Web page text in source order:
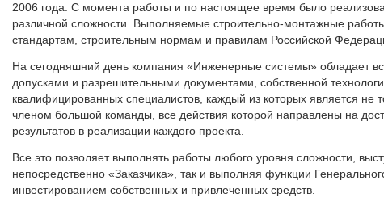
2006 года. С момента работы и по настоящее время было
различной сложности. Выполняемые строительно-монтажные
стандартам, строительным нормам и правилам Российской
На сегодняшний день компания «Инженерные системы» обладает
допусками и разрешительными документами, собственной
квалифицированных специалистов, каждый из которых является не
членом большой команды, все действия которой направлены на
результатов в реализации каждого проекта.
Все это позволяет выполнять работы любого уровня сложности,
непосредственно «Заказчика», так и выполняя функции
инвестированием собственных и привлеченных средств.